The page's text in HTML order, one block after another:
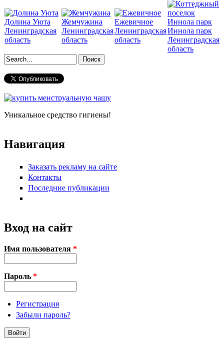
Долина Уюта
Ленинградская
область
Жемчужина
Ленинградская
область
Ежевичное
Ленинградская
область
Иннола парк
Ленинградская
область
Форма поиска
Уникальное средство гигиены!
Навигация
Заказать рекламу на сайте
Контакты
Последние публикации
Вход на сайт
Имя пользователя *
Пароль *
Регистрация
Забыли пароль?